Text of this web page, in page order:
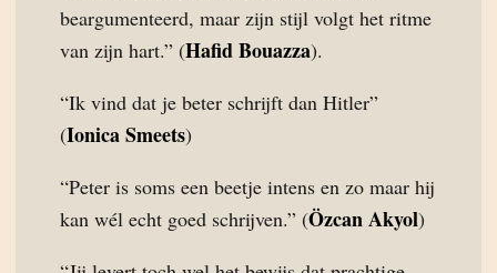
beargumenteerd, maar zijn stijl volgt het ritme
van zijn hart.” (Hafid Bouazza).
“Ik vind dat je beter schrijft dan Hitler”
(Ionica Smeets)
“Peter is soms een beetje intens en zo maar hij
kan wél echt goed schrijven.” (Özcan Akyol)